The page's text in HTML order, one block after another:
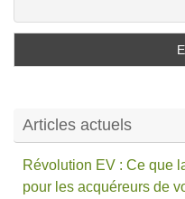
Articles actuels
Révolution EV : Ce que
pour les acquéreurs de